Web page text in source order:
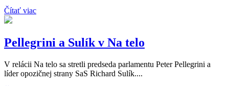
Čítať viac
Pellegrini a Sulík v Na telo
V relácii Na telo sa stretli predseda parlamentu Peter Pellegrini a
líder opozičnej strany SaS Richard Sulík....